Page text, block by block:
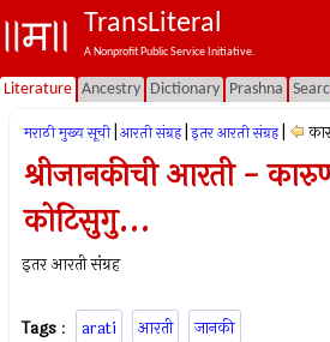
TransLiteral
A Nonprofit Public Service Initiative.
Literature Ancestry Dictionary Prashna
मराठी मुख्य सूची आरती संग्रह इतर आरती संग्रह
श्रीजानकीची आरती -
कोटिसुगु...
इतर आरती संग्रह
Tags : arati आरती जानकी